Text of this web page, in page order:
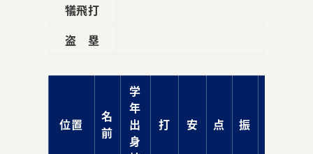
犠飛打
盗 塁
位置
名
前
学
年
出
身
打 安 点 振